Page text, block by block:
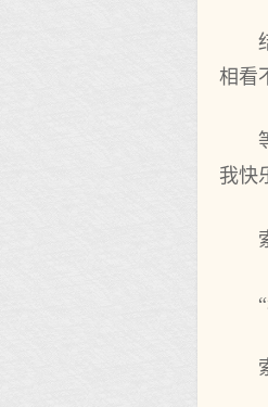
相看
我快